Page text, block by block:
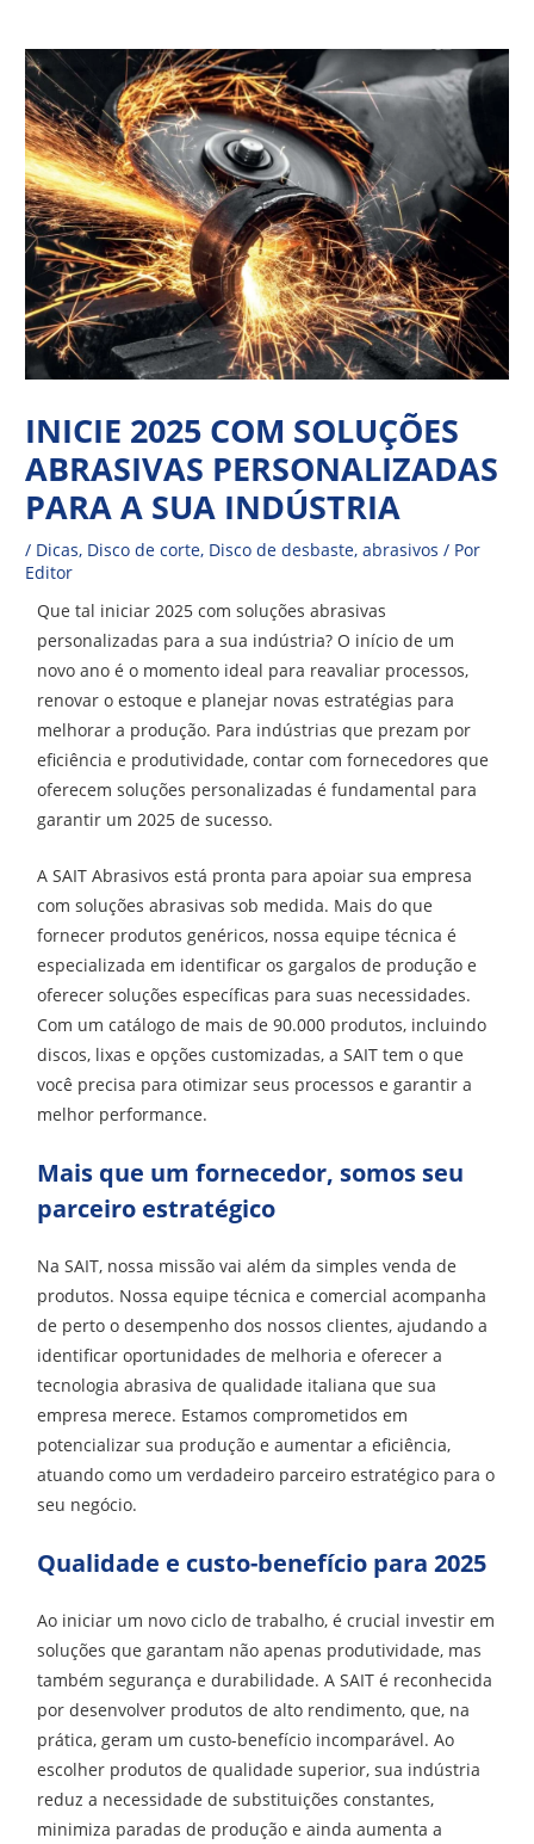
para
conteúdo
INICIE 2025 COM SOLUÇÕES
ABRASIVAS PERSONALIZADAS
PARA A SUA INDÚSTRIA
/ Dicas, Disco de corte, Disco de desbaste,abrasivos / Por
Editor
Que tal iniciar 2025 com soluções abrasivas
personalizadas para a sua indústria? O início de um
novo ano é o momento ideal para reavaliar processos,
renovar o estoque e planejar novas estratégias para
melhorar a produção. Para indústrias que prezam por
eficiência e produtividade, contar com fornecedores que
oferecem soluções personalizadas é fundamental para
garantir um 2025 de sucesso.
A SAIT Abrasivos está pronta para apoiar sua empresa
com soluções abrasivas sob medida. Mais do que
fornecer produtos genéricos, nossa equipe técnica é
especializada em identificar os gargalos de produção e
oferecer soluções específicas para suas necessidades.
Com um catálogo de mais de 90.000 produtos, incluindo
discos, lixas e opções customizadas, a SAIT tem o que
você precisa para otimizar seus processos e garantir a
melhor performance.
Mais que um fornecedor, somos seu
parceiro estratégico
Na SAIT, nossa missão vai além da simples venda de
produtos. Nossa equipe técnica e comercial acompanha
de perto o desempenho dos nossos clientes, ajudando a
identificar oportunidades de melhoria e oferecer a
tecnologia abrasiva de qualidade italiana que sua
empresa merece. Estamos comprometidos em
potencializar sua produção e aumentar a eficiência,
atuando como um verdadeiro parceiro estratégico para o
seu negócio.
Qualidade e custo-benefício para 2025
Ao iniciar um novo ciclo de trabalho, é crucial investir em
soluções que garantam não apenas produtividade, mas
também segurança e durabilidade. A SAIT é reconhecida
por desenvolver produtos de alto rendimento, que, na
prática, geram um custo-benefício incomparável. Ao
escolher produtos de qualidade superior, sua indústria
reduz a necessidade de substituições constantes,
minimiza paradas de produção e ainda aumenta a
de
Post